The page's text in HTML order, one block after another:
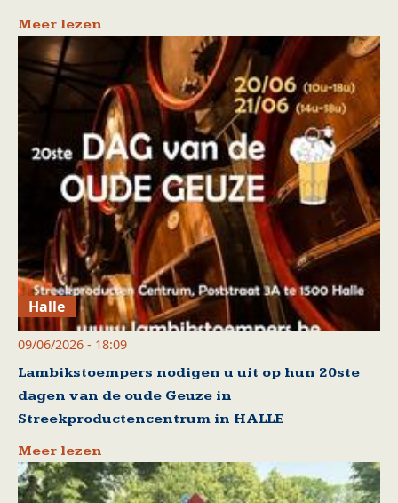
Meer lezen
Halle
09/06/2026 - 18:09
Lambikstoempers nodigen u uit op hun 20ste
dagen van de oude Geuze in
Streekproductencentrum in HALLE
Meer lezen